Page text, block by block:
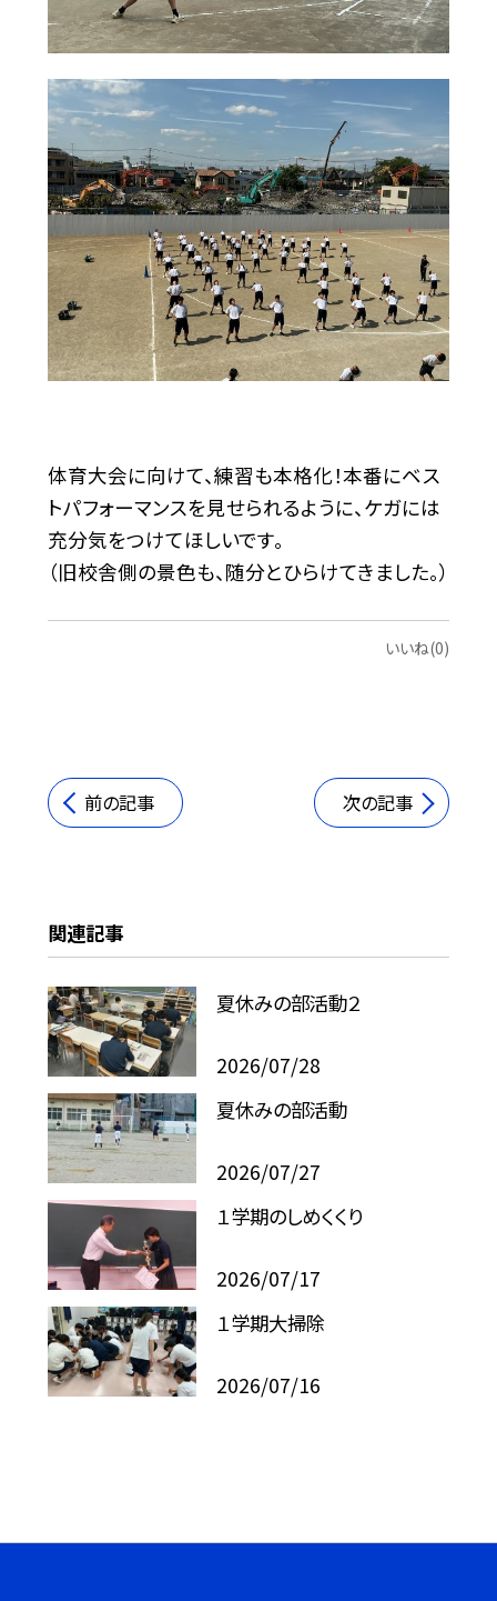
体育大会に向けて、練習も本格化！本番にベス
トパフォーマンスを見せられるように、ケガには
充分気をつけてほしいです。
（旧校舎側の景色も、随分とひらけてきました。）
いいね(0)
前の記事 次の記事
関連記事
夏休みの部活動２
2026/07/28
夏休みの部活動
2026/07/27
１学期のしめくくり
2026/07/17
１学期大掃除
2026/07/16